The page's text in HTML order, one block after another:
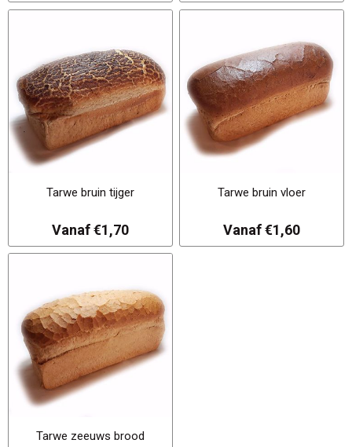
Tarwe bruin tijger
Vanaf €1,70
Tarwe bruin vloer
Vanaf €1,60
Tarwe zeeuws brood